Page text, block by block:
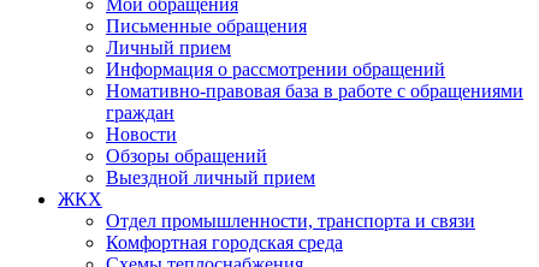
Мои обращения
Письменные обращения
Личный прием
Информация о рассмотрении обращений
Номативно-правовая база в работе с обращениями
граждан
Новости
Обзоры обращений
Выездной личный прием
ЖКХ
Отдел промышленности, транспорта и связи
Комфортная городская среда